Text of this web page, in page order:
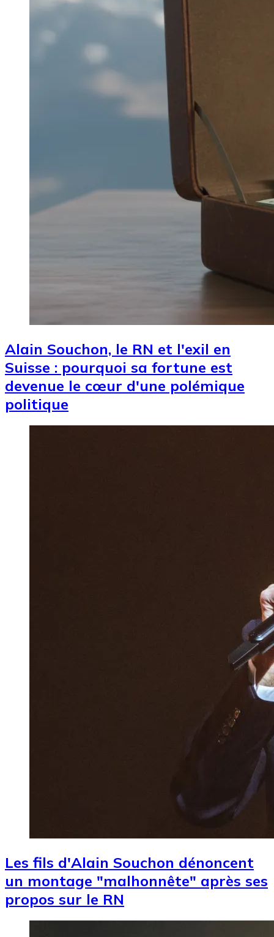
Alain Souchon, le RN et l'exil en
Suisse : pourquoi sa fortune est
devenue le cœur d'une polémique
politique
Les fils d'Alain Souchon dénoncent
un montage "malhonnête" après ses
propos sur le RN